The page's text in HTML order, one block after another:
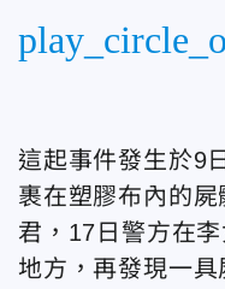
這起事件發生於9
裹在塑膠布內的
君，17日警方在
地方，再發現一